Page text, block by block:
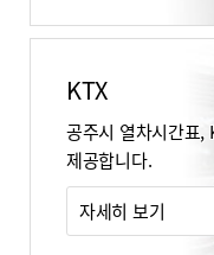
KTX
공주시 열차시간표,
제공합니다.
자세히 보기